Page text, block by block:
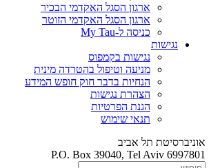
ארגון הסגל האקדמי הבכיר
ארגון הסגל האקדמי הזוטר
כניסה ל-My Tau
נגישות
נגישות בקמפוס
מניעה וטיפול בהטרדה מינית
הנחיות בדבר חוק חופש המידע
הצהרת נגישות
הגנת הפרטיות
תנאי שימוש
אוניברסיטת תל אביב
P.O. Box 39040, Tel Aviv 6997801